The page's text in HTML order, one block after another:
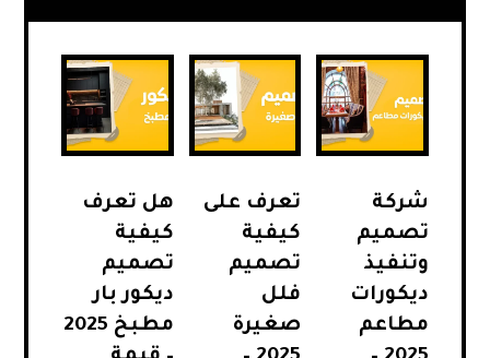
شركة
تصميم
وتنفيذ
ديكورات
مطاعم
تعرف على
كيفية
تصميم
فلل
صغيرة
هل تعرف
كيفية
تصميم
ديكور بار
مطبخ 2025